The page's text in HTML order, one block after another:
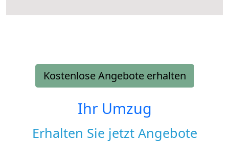
Kostenlose Angebote erhalten
Ihr Umzug
Erhalten Sie jetzt Angebote